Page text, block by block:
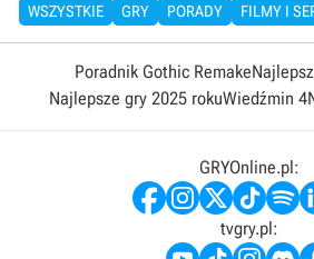
WSZYSTKIE GRY PORADY FILMY I
Poradnik Gothic Remake
Najlepsze gry 2025 rokuWiedźmin 4
GRYOnline.pl:
tvgry.pl: